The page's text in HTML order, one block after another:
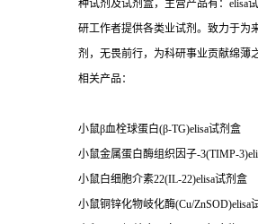
种试剂及试剂盒，主营产品有：elisa
研工作者提供各类业试剂。致力于为
剂，无畏前行，为科研事业贡献绵薄
相关产品：
小鼠β血栓球蛋白(β-TG)elisa试剂盒
小鼠金属蛋白酶组织因子-3(TIMP-
小鼠白细胞介素22(IL-22)elisa试剂盒
小鼠铜锌化物岐化酶(Cu/ZnSOD)elisa